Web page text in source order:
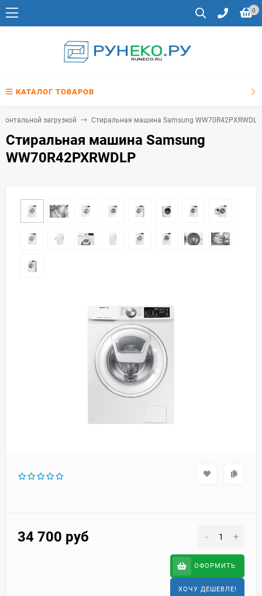
0
КАТАЛОГ ТОВАРОВ
загрузкой Стиральная машина Samsung WW70R42PXRWDLP
Стиральная машина Samsung
WW70R42PXRWDLP
34 700 руб - +
ОФОРМИТЬ
ХОЧУ ДЕШЕВЛЕ!